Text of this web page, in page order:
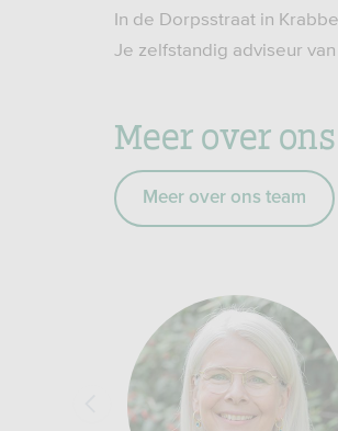
In de Dorpsstraat in
Je zelfstandig adviseur
Meer over
Meer over ons team